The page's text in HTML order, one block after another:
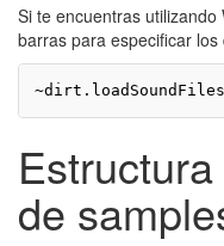
Si te encuentras
barras para especificar los
de